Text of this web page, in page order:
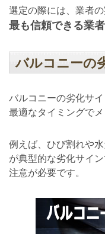
選定の際には、業者
最も信頼できる業者
バルコニーの
バルコニーの劣化サ
最適なタイミングで
例えば、ひび割れや
が典型的な劣化サイ
注意が必要です。